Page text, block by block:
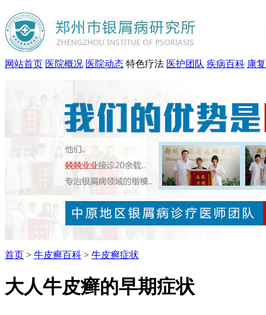
网站首页 医院概况 医院动态 特色疗法 医护团队 疾病百科 康
首页 > 牛皮癣百科 > 牛皮癣症状
大人牛皮癣的早期症状